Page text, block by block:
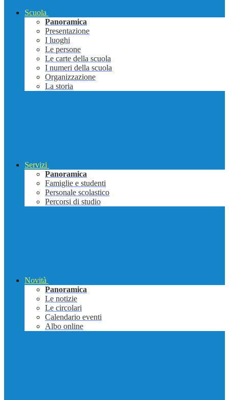
Scuola
Panoramica
Presentazione
I luoghi
Le persone
Le carte della scuola
I numeri della scuola
Organizzazione
La storia
Servizi
Panoramica
Famiglie e studenti
Personale scolastico
Percorsi di studio
Novità
Panoramica
Le notizie
Le circolari
Calendario eventi
Albo online